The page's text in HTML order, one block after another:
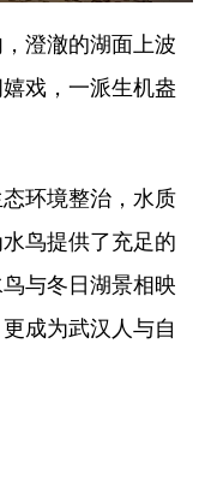
溯源中国
会展
澄澈的湖面上波
戏，一派生机盎
环境整治，水质
鸟提供了充足的
与冬日湖景相映
成为武汉人与自